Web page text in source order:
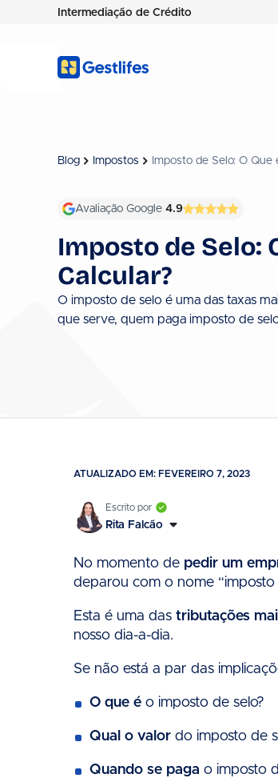
Intermediação de Crédito
Blog Impostos Imposto de Selo: O Que
Avaliação Google 4.9
Imposto de Selo:
Calcular?
O imposto de selo é uma das taxas
que serve, quem paga imposto de
ATUALIZADO EM: FEVEREIRO 7, 2023
Rita Falcão
No momento de pedir um
deparou com o nome “imposto
Esta é uma das tributações
nosso dia-a-dia.
Se não está a par das
O que é o imposto de selo?
Qual o valor do imposto de
Quando se paga o imposto